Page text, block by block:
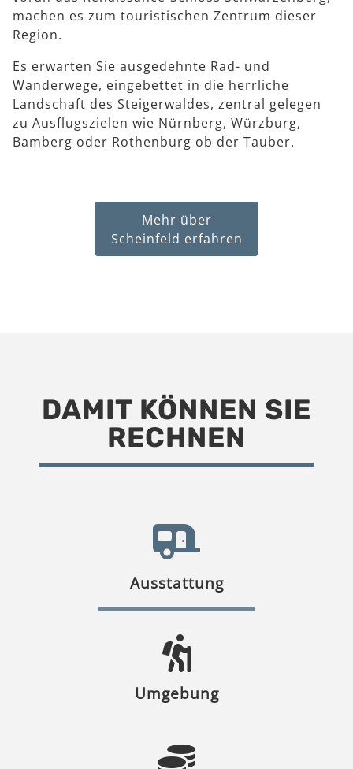
machen es zum touristischen Zentrum dieser
Region.
Es erwarten Sie ausgedehnte Rad- und
Wanderwege, eingebettet in die herrliche
Landschaft des Steigerwaldes, zentral gelegen
zu Ausflugszielen wie Nürnberg, Würzburg,
Bamberg oder Rothenburg ob der Tauber.
Mehr über
Scheinfeld erfahren
DAMIT KÖNNEN SIE
RECHNEN
Ausstattung
Umgebung